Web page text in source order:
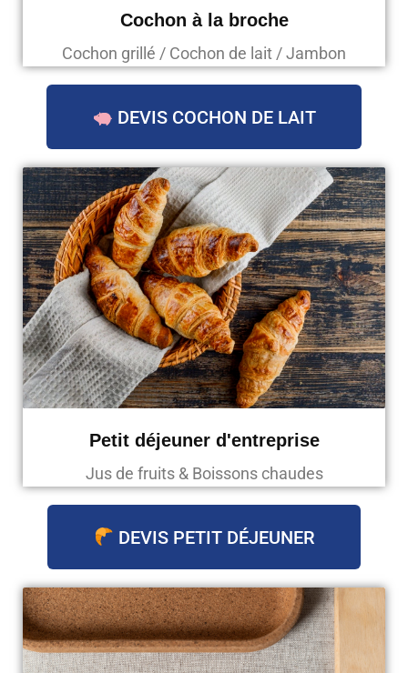
Cochon à la broche
Cochon grillé / Cochon de lait / Jambon
DEVIS COCHON DE LAIT
Petit déjeuner d'entreprise
Jus de fruits & Boissons chaudes
DEVIS PETIT DÉJEUNER